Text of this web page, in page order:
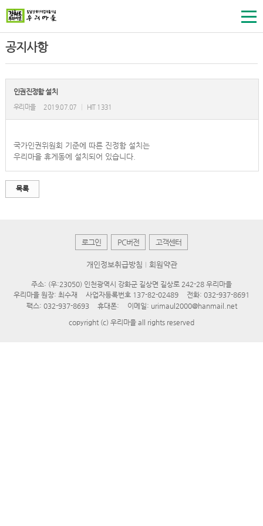
공지사항
인권진정함 설치
우리마을 2019.07.07 HIT 1331
국가인권위원회 기준에 따른 진정함 설치는
우리마을 휴게동에 설치되어 있습니다.
목록
로그인 PC버전 고객센터
개인정보취급방침 회원약관
주소: (우:23050) 인천광역시 강화군 길상면 길상로 242-28 우리마을
우리마을 원장: 최수재
사업자등록번호 137-82-02489
전화: 032-937-8691
팩스: 032-937-8693
휴대폰:
이메일: urimaul2000@hanmail.net
copyright (c) 우리마을 all rights reserved